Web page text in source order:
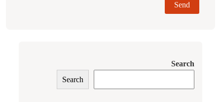
Search
Search